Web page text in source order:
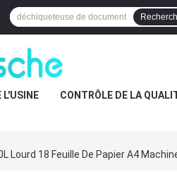
L'USINE CONTRÔLE DE LA
18 Feuille De Papier A4